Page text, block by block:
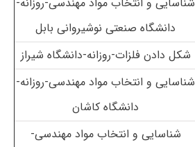
دانشگاه صنعتی نوشیروانی بابل
شکل دادن فلزات-روزانه-دانشگاه شیراز
شناسایی و انتخاب مواد مهندسی-روزانه-
دانشگاه کاشان
شناسایی و انتخاب مواد مهندسی-